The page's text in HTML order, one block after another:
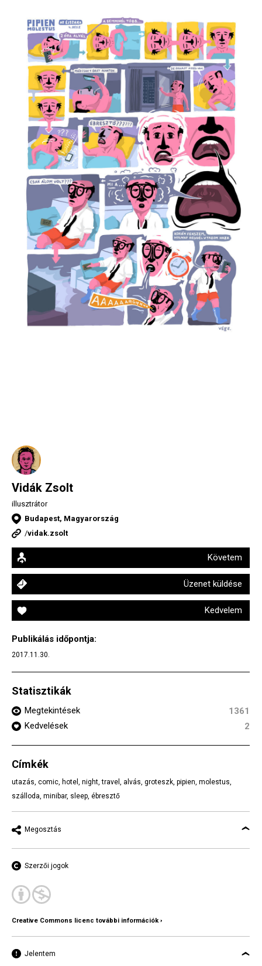
Vidák Zsolt
illusztrátor
Budapest, Magyarország
/vidak.zsolt
Követem
Üzenet küldése
Kedvelem
Publikálás időpontja:
2017.11.30.
Statisztikák
Megtekintések
1361
Kedvelések
2
Címkék
utazás comic hotel night ,travel alvás groteszk pipien molestus
szálloda minibar, sleep ébresztő
Megosztás
Szerzői jogok
Creative Commons licenc további információk ›
Jelentem